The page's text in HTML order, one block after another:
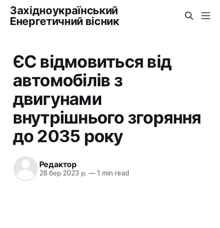
Західноукраїнський
Енергетичний вісник
ЄС відмовиться від
автомобілів з
двигунами
внутрішнього згоряння
до 2035 року
Редактор
28 бер 2023 р. —1 min read